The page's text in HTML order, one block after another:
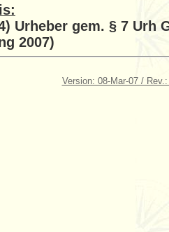
Urheber gem. § 7 Urh
2007)
Version: 08-Mar-07 /